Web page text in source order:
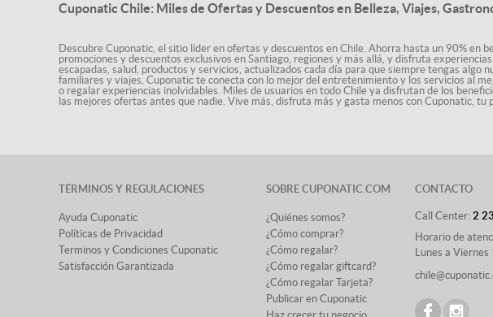
Cuponatic Chile: Miles de Ofertas y Descuentos en Belleza, Viajes,
Descubre Cuponatic, el sitio líder en ofertas y descuentos en Chile. Ahorra hasta un 90%
promociones y descuentos exclusivos en Santiago, regiones y más allá, y disfruta
escapadas, salud, productos y servicios, actualizados cada día para que siempre tengas
familiares y viajes, Cuponatic te conecta con lo mejor del entretenimiento y los servicios al
o regalar experiencias inolvidables. Miles de usuarios en todo Chile ya disfrutan de los
las mejores ofertas antes que nadie. Vive más, disfruta más y gasta menos con Cuponatic, tu
TÉRMINOS Y REGULACIONES
Ayuda Cuponatic
Políticas de Privacidad
Terminos y Condiciones Cuponatic
Satisfacción Garantizada
SOBRE CUPONATIC.COM
¿Quiénes somos?
¿Cómo comprar?
¿Cómo regalar?
¿Cómo regalar giftcard?
¿Cómo regalar Tarjeta?
Publicar en Cuponatic
CONTACTO
Call Center: 2
Horario de
Lunes a